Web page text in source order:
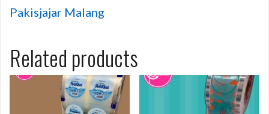
Pakisjajar Malang
Related products